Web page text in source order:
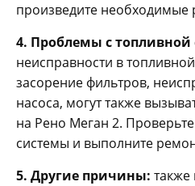
произведите
4. Проблемы с топливной
неисправности в
засорение фильтров,
насоса, могут также
на Рено Меган 2.
системы и выполните
5. Другие причины: